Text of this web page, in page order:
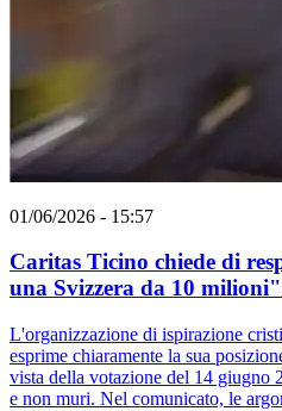
01/06/2026 - 15:57
Caritas Ticino chiede di
una Svizzera da 10 milioni"
L'organizzazione di ispirazione
esprime chiaramente la sua
vista della votazione del 14 giugno
e non muri. Nel comunicato, le